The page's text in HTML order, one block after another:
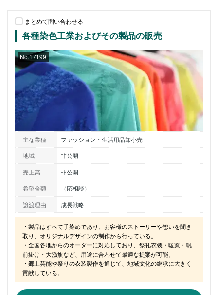
まとめて問い合わせる
各種染色工業およびその製品の販売
No.17199
主な業種
ファッション・生活用品卸小売
地域
非公開
売上高
非公開
希望金額
（応相談）
譲渡理由
成長戦略
・製品はすべて手染めであり、お客様のストーリーや想いを聞き
取り、オリジナルデザインの制作から行っている。
・全国各地からのオーダーに対応しており、祭礼衣装・暖簾・帆
前掛け・大漁旗など、用途に合わせて最適な提案が可能。
・郷土芸能や祭りの衣装製作を通じて、地域文化の継承に大きく
貢献している。